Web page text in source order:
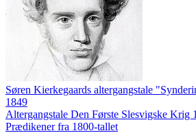
Søren Kierkegaards altergangstale
1849
Altergangstale Den Første Slesvigske Krig
Prædikener fra 1800-tallet